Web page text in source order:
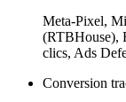
Meta-Pixel,
(RTBHouse),
clics, Ads
Conversion